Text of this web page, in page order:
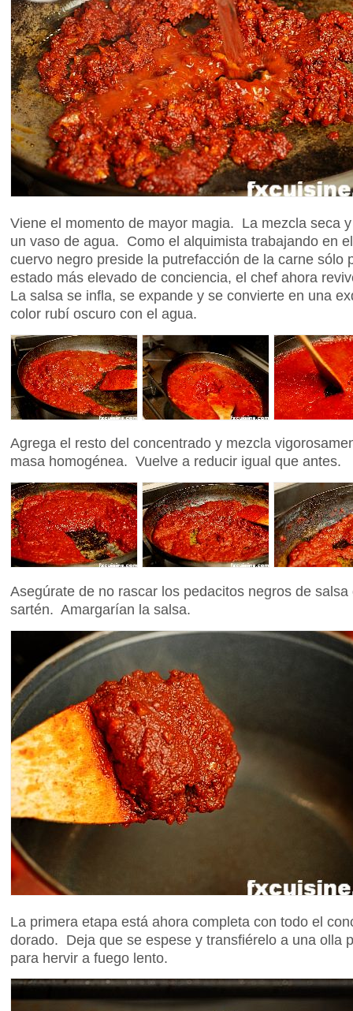
Viene el momento de mayor magia. La mezcla seca
un vaso de agua. Como el alquimista trabajando en
cuervo negro preside la putrefacción de la carne sólo
estado más elevado de conciencia, el chef ahora
La salsa se infla, se expande y se convierte en una
color rubí oscuro con el agua.
Agrega el resto del concentrado y mezcla
masa homogénea. Vuelve a reducir igual que antes.
Asegúrate de no rascar los pedacitos negros de
sartén. Amargarían la salsa.
La primera etapa está ahora completa con todo el
dorado. Deja que se espese y transfiérelo a una olla
para hervir a fuego lento.